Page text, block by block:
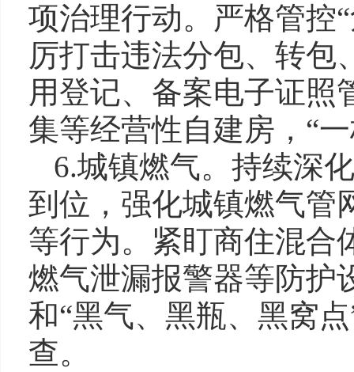
项治理行动。严格管控
厉打击违法分包、转包
用登记、备案电子证照
集等经营性自建房，“
6.城镇燃气。持续深
到位，强化城镇燃气管
等行为。紧盯商住混合
燃气泄漏报警器等防护
和“黑气、黑瓶、黑窝
查。